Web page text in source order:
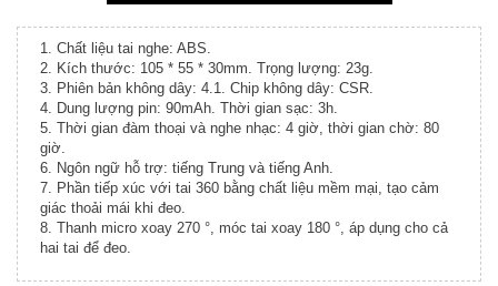
1. Chất liệu tai nghe: ABS.
2. Kích thước: 105 * 55 * 30mm. Trọng lượng: 23g.
3. Phiên bản không dây: 4.1. Chip không dây: CSR.
4. Dung lượng pin: 90mAh. Thời gian sạc: 3h.
5. Thời gian đàm thoại và nghe nhạc: 4 giờ, thời gian chờ: 80
giờ.
6. Ngôn ngữ hỗ trợ: tiếng Trung và tiếng Anh.
7. Phần tiếp xúc với tai 360 bằng chất liệu mềm mại, tạo cảm
giác thoải mái khi đeo.
8. Thanh micro xoay 270 °, móc tai xoay 180 °, áp dụng cho cả
hai tai để đeo.